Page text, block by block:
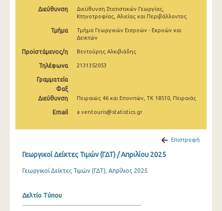
Ιανουαρίου 2025
Δεκεμβρίου 2024
Νοεμβρίου 2024
Οκτωβρίου 2024
Σεπτεμβρίου 2024
Αυγούστου 2024
Μαΐου 2024
Απριλίου 2024
Μαρτίου 2024
Διεύθυνση
Διεύθυνση Στατιστικών Γεωργίας,
Κτηνοτροφίας, Αλιείας και Περιβάλλοντος
Τμήμα
Τμήμα Γεωργικών Εισροών - Εκροών και
Δεικτών
Προϊστάμενος/η Βεντούρης Αλκιβιάδης
Τηλέφωνα 2131352053
Γραμματεία
Φαξ
Διεύθυνση
Πειραιώς 46 και Επονιτών, ΤΚ 18510, Πειραιάς
Email a.ventouris@statistics.gr
Επιστροφή
Γεωργικοί Δείκτες Τιμών (ΓΔΤ) / Απριλίου 2025
Γεωργικοί Δείκτες Τιμών (ΓΔΤ), Απρίλιος 2025
Δελτίο Τύπου